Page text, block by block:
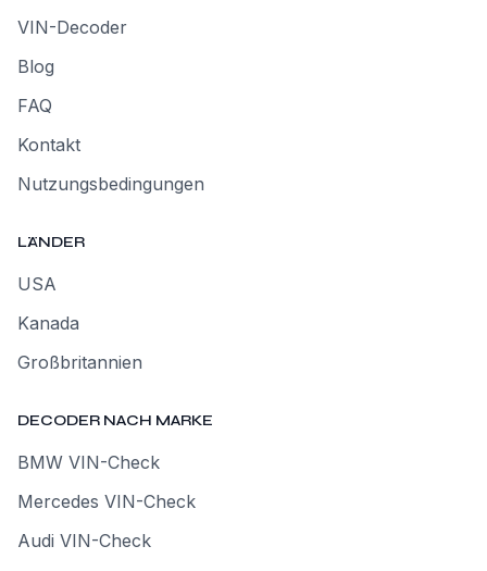
VIN-Decoder
Blog
FAQ
Kontakt
Nutzungsbedingungen
LÄNDER
USA
Kanada
Großbritannien
DECODER NACH MARKE
BMW VIN-Check
Mercedes VIN-Check
Audi VIN-Check